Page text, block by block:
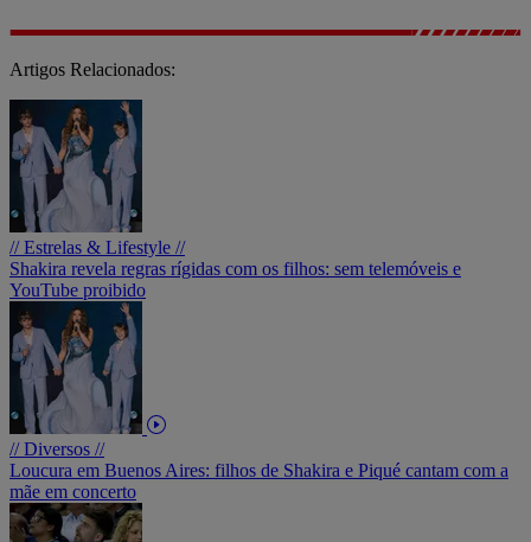
Artigos Relacionados:
// Estrelas & Lifestyle //
Shakira revela regras rígidas com os filhos: sem telemóveis e
YouTube proibido
// Diversos //
Loucura em Buenos Aires: filhos de Shakira e Piqué cantam com a
mãe em concerto